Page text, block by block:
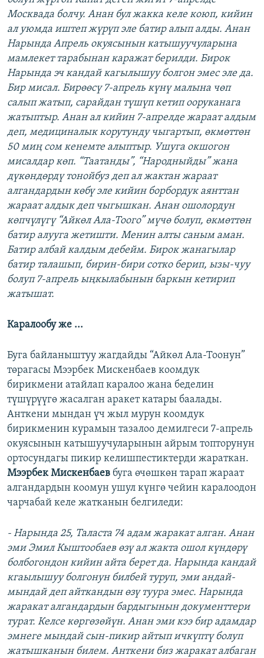
Москвада болчу. Анан бул жакка келе коюп, кийин
ал уюмда иштеп жүрүп эле батир алып алды. Анан
Нарында Апрель окуясынын катышуучуларына
мамлекет тарабынан каражат берилди. Бирок
Нарында эч кандай кагылышуу болгон эмес эле да.
Бир мисал. Бирөөсү 7-апрель күнү малына чөп
салып жатып, сарайдан түшүп кетип ооруканага
жатыптыр. Анан ал кийин 7-апрелде жараат алдым
деп, медициналык корутунду чыгартып, өкмөттөн
50 миң сом кенемте алыптыр. Ушуга окшогон
мисалдар көп. “Таатанды”, “Народныйды” жана
дүкөндөрдү тонойбуз деп ал жактан жараат
алгандардын көбү эле кийин борбордук аянттан
жараат алдык деп чыгышкан. Анан ошолордун
көпчүлүгү “Айкөл Ала-Тоого” мүчө болуп, өкмөттөн
батир алууга жетишти. Менин алты саным аман.
Батир албай калдым дебейм. Бирок жанагылар
батир талашып, бирин-бири сотко берип, ызы-чуу
болуп 7-апрель ыңкылабынын баркын кетирип
жатышат.
Каралообу же ...
Буга байланыштуу жагдайды “Айкөл Ала-Тоонун”
төрагасы Мээрбек Мискенбаев коомдук
бирикмени атайлап каралоо жана беделин
түшүрүүгө жасалган аракет катары баалады.
Анткени мындан үч жыл мурун коомдук
бирикменин курамын тазалоо демилгеси 7-апрель
окуясынын катышуучуларынын айрым топторунун
ортосундагы пикир келишпестиктерди жараткан.
Мээрбек Мискенбаев буга өчөшкөн тарап жараат
алгандардын коомун ушул күнгө чейин каралоодон
чарчабай келе жатканын белгиледи:
- Нарында 25, Таласта 74 адам жаракат алган. Анан
эми Эмил Кыштообаев өзү ал жакта ошол күндөрү
болбогондон кийин айта берет да. Нарында кандай
кгаылышуу болгонун билбей туруп, эми андай-
мындай деп айткандын өзү туура эмес. Нарында
жаракат алгандардын бардыгынын документтери
турат. Келсе көргөзөйүн. Анан эми кээ бир адамдар
эмнеге мындай сын-пикир айтып ичкүптү болуп
жатышканын билем. Анткени биз жаракат албаган